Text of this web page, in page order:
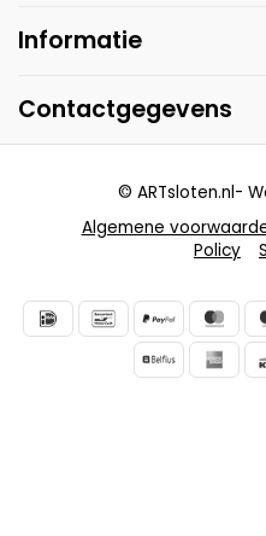
Informatie
Contactgegevens
Algemene
Policy
© ARTsloten.nl-